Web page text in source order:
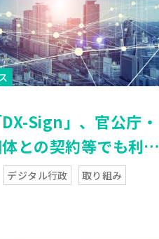
Sign」、官公庁・
との契約等でも利用
デジタル行政 取り組み